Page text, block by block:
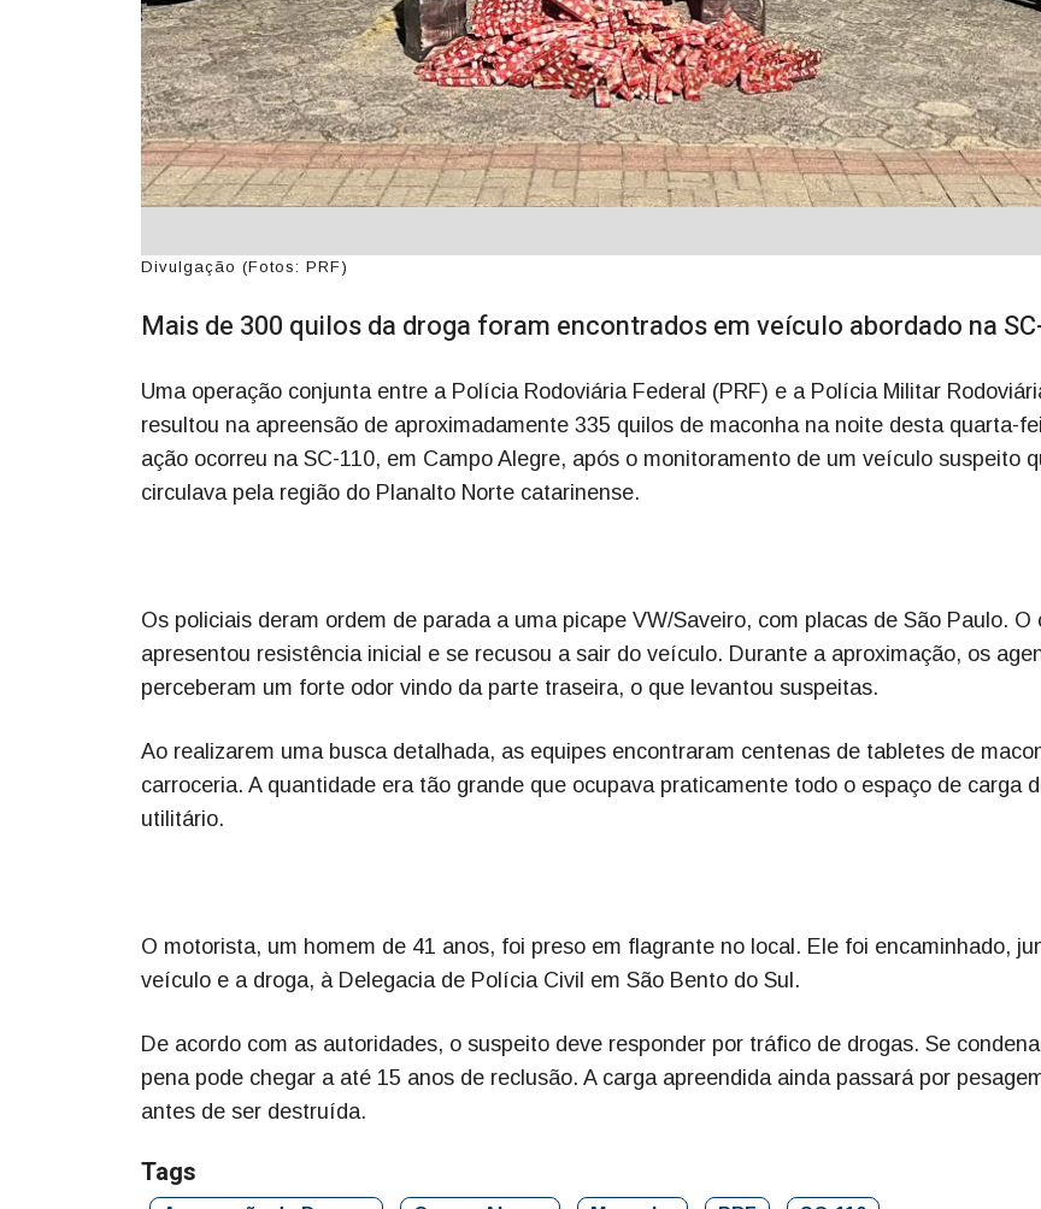
Divulgação (Fotos: PRF)
Mais de 300 quilos da droga foram encontrados em veículo abordado na
Uma operação conjunta entre a Polícia Rodoviária Federal (PRF) e a Polícia Militar
resultou na apreensão de aproximadamente 335 quilos de maconha na noite desta quarta-
ação ocorreu na SC-110, em Campo Alegre, após o monitoramento de um veículo suspeito
circulava pela região do Planalto Norte catarinense.
Os policiais deram ordem de parada a uma picape VW/Saveiro, com placas de São Paulo. O
apresentou resistência inicial e se recusou a sair do veículo. Durante a aproximação, os
perceberam um forte odor vindo da parte traseira, o que levantou suspeitas.
Ao realizarem uma busca detalhada, as equipes encontraram centenas de tabletes de
carroceria. A quantidade era tão grande que ocupava praticamente todo o espaço de carga
utilitário.
O motorista, um homem de 41 anos, foi preso em flagrante no local. Ele foi encaminhado,
veículo e a droga, à Delegacia de Polícia Civil em São Bento do Sul.
De acordo com as autoridades, o suspeito deve responder por tráfico de drogas. Se
pena pode chegar a até 15 anos de reclusão. A carga apreendida ainda passará por
antes de ser destruída.
Tags